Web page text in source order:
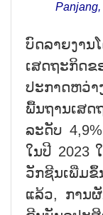
ບົດລາຍງານ
ເສດຖະກິດຂ
ປະກາດຫວ່າ
ພື້ນຖານເສ
ລະດັບ
ໃນປີ 2023
ວັກຊີນເພີ່ມ
ແລ້ວ, ການ